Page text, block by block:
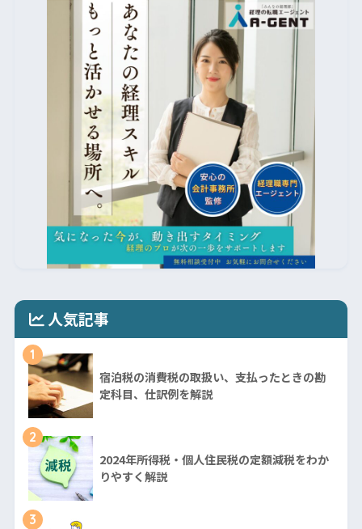
人気記事
1
宿泊税の消費税の取扱い、支払ったときの勘
定科目、仕訳例を解説
2
2024年所得税・個人住民税の定額減税をわか
りやすく解説
3